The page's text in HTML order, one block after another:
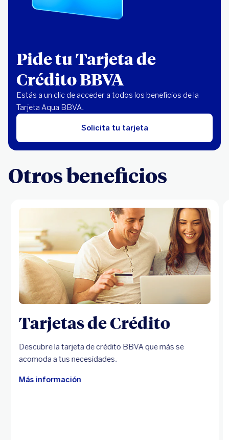
Pide tu Tarjeta de
Crédito BBVA
Estás a un clic de acceder a todos los beneficios de la
Tarjeta Aqua BBVA.
Solicita tu tarjeta
Otros beneficios
Tarjetas de Crédito
Descubre la tarjeta de crédito BBVA que más se
acomoda a tus necesidades.
Más información